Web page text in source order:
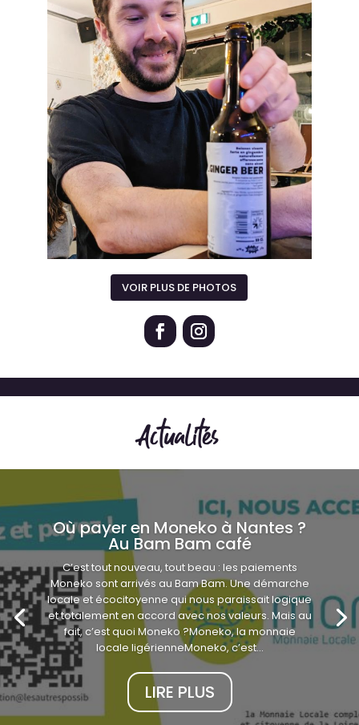
VOIR PLUS DE PHOTOS
Actualités
Où payer en Moneko à Nantes ?
Au Bam Bam café
C’est tout nouveau, tout beau : les paiements
Moneko sont arrivés au Bam Bam. Une démarche
locale et écocitoyenne qui nous paraissait logique
et totalement en accord avec nos valeurs. Mais au
fait, c’est quoi Moneko ?Moneko, la monnaie
locale ligérienneMoneko, c’est...
LIRE PLUS